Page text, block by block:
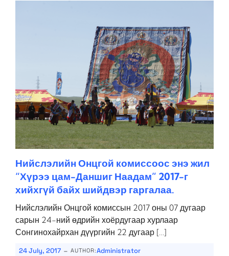
Нийслэлийн Онцгой комиссоос энэ жил
“Хүрээ цам-Даншиг Наадам” 2017-г
хийхгүй байх шийдвэр гаргалаа.
Нийслэлийн Онцгой комиссын 2017 оны 07 дугаар
сарын 24-ний өдрийн хоёрдугаар хурлаар
Сонгинохайрхан дүүргийн 22 дугаар […]
24 July, 2017 - AUTHOR:Administrator